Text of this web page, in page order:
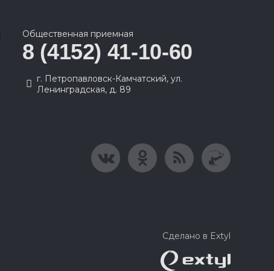
Общественная приемная
8 (4152) 41-10-60
г. Петропавловск-Камчатский, ул.
Ленинградская, д. 89
Сделано в Extyl